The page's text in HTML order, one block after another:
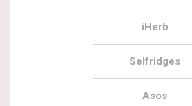
iHerb
Selfridges
Asos